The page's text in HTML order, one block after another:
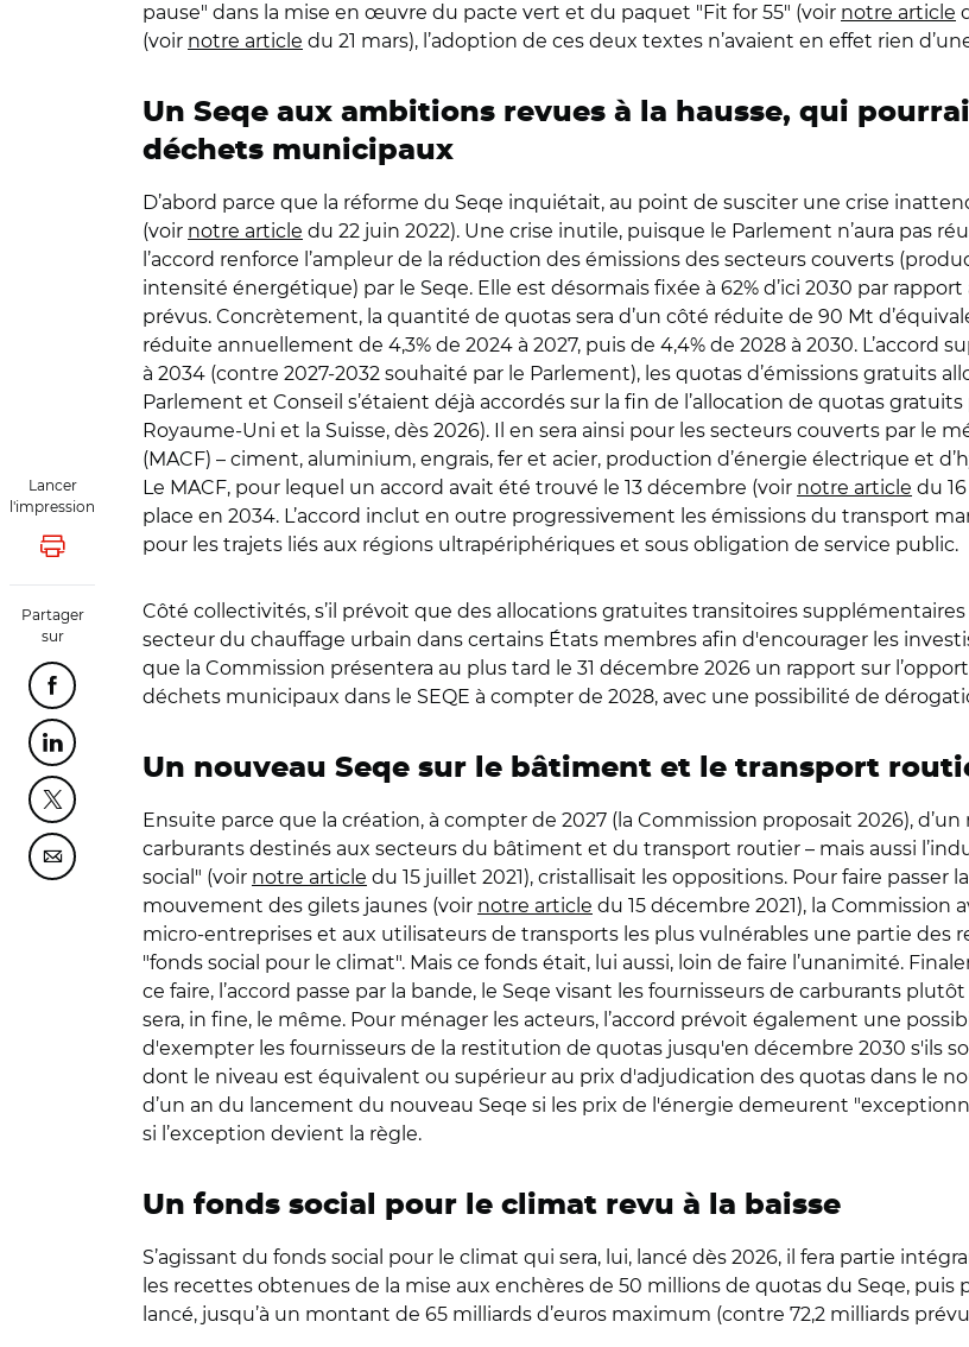
Lancer
l'impression
Lancer l'impression
Partager
sur
Partager cette page sur Facebook
Partager cette page sur Linkedin
Partager cette page sur Twitter
Partager cette page sur Courriel
pause" dans la mise en œuvre du pacte vert et du paquet "Fit for 55" (voir notre article
(voir notre article du 21 mars), l’adoption de ces deux textes n’avaient en effet rien
Un Seqe aux ambitions revues à la hausse, qui
déchets municipaux
D’abord parce que la réforme du Seqe inquiétait, au point de susciter une crise
(voir notre article du 22 juin 2022). Une crise inutile, puisque le Parlement n’aura pas
l’accord renforce l’ampleur de la réduction des émissions des secteurs couverts
intensité énergétique) par le Seqe. Elle est désormais fixée à 62% d’ici 2030 par
prévus. Concrètement, la quantité de quotas sera d’un côté réduite de 90 Mt
réduite annuellement de 4,3% de 2024 à 2027, puis de 4,4% de 2028 à 2030. L’accord
à 2034 (contre 2027-2032 souhaité par le Parlement), les quotas d’émissions gratuits
Parlement et Conseil s’étaient déjà accordés sur la fin de l’allocation de quotas
Royaume-Uni et la Suisse, dès 2026). Il en sera ainsi pour les secteurs couverts par le
(MACF) – ciment, aluminium, engrais, fer et acier, production d’énergie électrique et
Le MACF, pour lequel un accord avait été trouvé le 13 décembre (voir notre article du
place en 2034. L’accord inclut en outre progressivement les émissions du transport
pour les trajets liés aux régions ultrapériphériques et sous obligation de service public.
Côté collectivités, s’il prévoit que des allocations gratuites transitoires
secteur du chauffage urbain dans certains États membres afin d'encourager les
que la Commission présentera au plus tard le 31 décembre 2026 un rapport sur
déchets municipaux dans le SEQE à compter de 2028, avec une possibilité de
Un nouveau Seqe sur le bâtiment et le transport
Ensuite parce que la création, à compter de 2027 (la Commission proposait 2026),
carburants destinés aux secteurs du bâtiment et du transport routier – mais aussi
social" (voir notre article du 15 juillet 2021), cristallisait les oppositions. Pour faire
mouvement des gilets jaunes (voir notre article du 15 décembre 2021), la
micro-entreprises et aux utilisateurs de transports les plus vulnérables une partie
"fonds social pour le climat". Mais ce fonds était, lui aussi, loin de faire l’unanimité.
ce faire, l’accord passe par la bande, le Seqe visant les fournisseurs de carburants
sera, in fine, le même. Pour ménager les acteurs, l’accord prévoit également une
d'exempter les fournisseurs de la restitution de quotas jusqu'en décembre 2030 s'ils
dont le niveau est équivalent ou supérieur au prix d'adjudication des quotas dans le
d’un an du lancement du nouveau Seqe si les prix de l'énergie demeurent
si l’exception devient la règle.
Un fonds social pour le climat revu à la baisse
S’agissant du fonds social pour le climat qui sera, lui, lancé dès 2026, il fera partie
les recettes obtenues de la mise aux enchères de 50 millions de quotas du Seqe, puis
lancé, jusqu’à un montant de 65 milliards d’euros maximum (contre 72,2 milliards